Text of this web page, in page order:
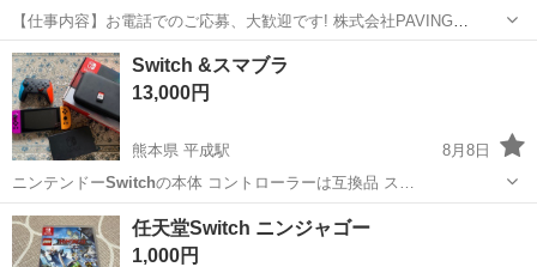
【仕事内容】お電話でのご応募、大歓迎です! 株式会社PAVING
ASSIST:03-5817-4907 「今すぐまとまったお金が必要」 「どうせ働く
なら人間関係のしがらみがない綺麗な営業所が良い」 そんな貴方にぴ
ったりの環境です...
アルバイト・パート
Switch &スマブラ
13,000円
熊本県 平成駅
8月8日
ニンテンドーSwitchの本体 コントローラーは互換品 ス…
熊本 熊本市 平成駅 ポータブルゲーム
任天堂Switch ニンジャゴー
1,000円